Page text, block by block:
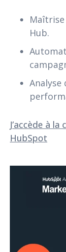
Hub.
Analyse
J’accède à
HubSpot